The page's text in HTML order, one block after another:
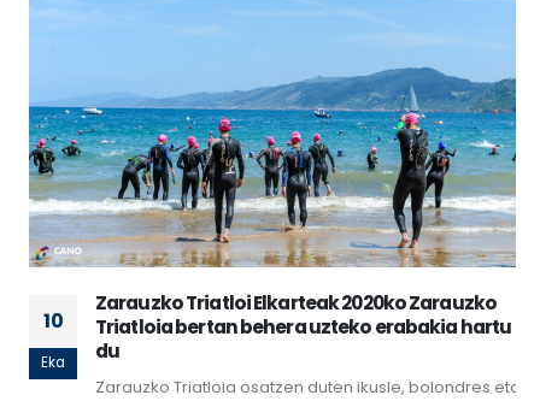
10
Eka
Zarauzko Triatloi Elkarteak 2020ko Zarauzko
Triatloia bertan behera uzteko erabakia hartu
du
Zarauzko Triatloia osatzen duten ikusle, bolondres eta